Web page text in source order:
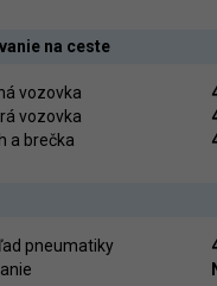
na ceste
vozovka
vozovka
a brečka
pneumatiky